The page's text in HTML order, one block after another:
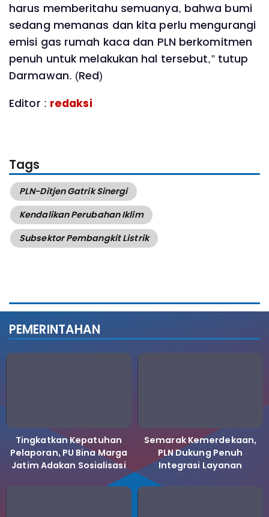
harus memberitahu semuanya, bahwa bumi
sedang memanas dan kita perlu mengurangi
emisi gas rumah kaca dan PLN berkomitmen
penuh untuk melakukan hal tersebut,” tutup
Darmawan. (Red)
Editor : redaksi
Tags
PLN-Ditjen Gatrik Sinergi
Kendalikan Perubahan Iklim
Subsektor Pembangkit Listrik
PEMERINTAHAN
Tingkatkan Kepatuhan
Pelaporan, PU Bina Marga
Jatim Adakan Sosialisasi
Semarak Kemerdekaan,
PLN Dukung Penuh
Integrasi Layanan
Kelistrikan ke Koperasi